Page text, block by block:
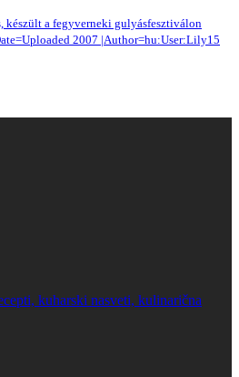
készült a fegyverneki gulyásfesztiválon
2007 |Author=hu:User:Lily15
kuharski nasveti, kulinarična